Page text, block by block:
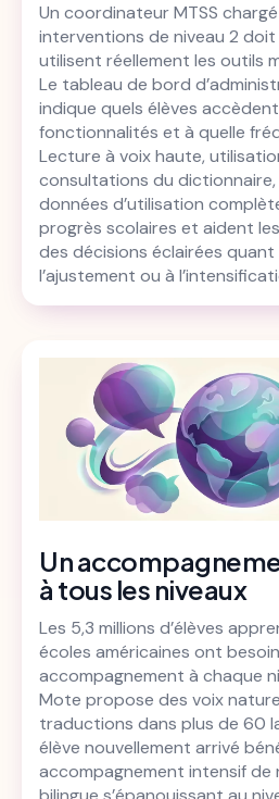
Un coordinateur MTSS chargé
interventions de niveau 2 doit
utilisent réellement les outils
Le tableau de bord
indique quels élèves
fonctionnalités et à quelle
Lecture à voix haute,
consultations du dictionnaire,
données d’utilisation
progrès scolaires et aident
des décisions éclairées
l’ajustement ou à
Un
à tous les niveaux
Les 5,3 millions d’élèves
écoles américaines ont besoin
accompagnement à chaque
Mote propose des voix
traductions dans plus de 60
élève nouvellement arrivé
accompagnement intensif de